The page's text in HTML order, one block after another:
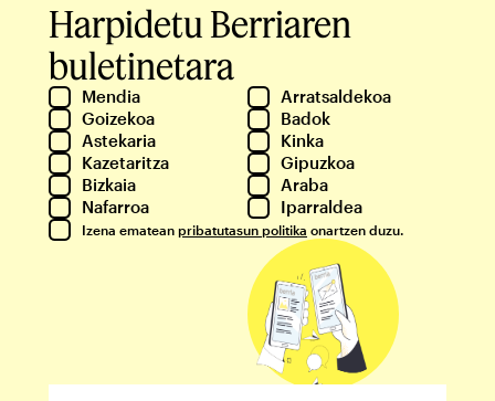
Harpidetu Berriaren
buletinetara
Mendia
Arratsaldekoa
Goizekoa
Badok
Astekaria
Kinka
Kazetaritza
Gipuzkoa
Bizkaia
Araba
Nafarroa
Iparraldea
Izena ematean pribatutasun politika onartzen duzu.